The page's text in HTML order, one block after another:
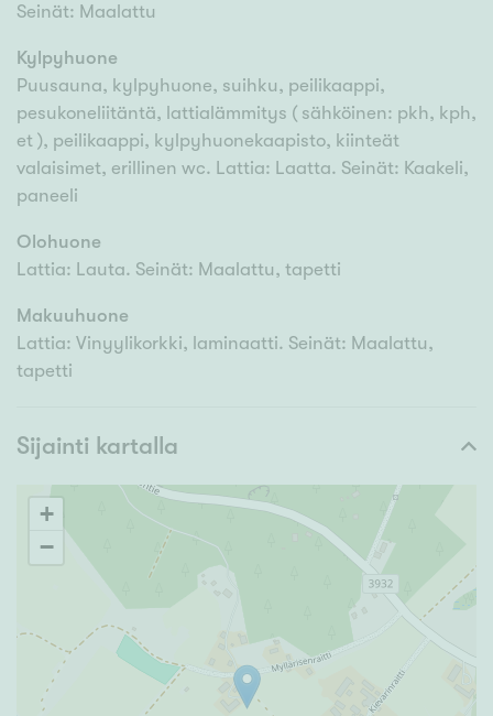
Seinät: Maalattu
Kylpyhuone
Puusauna, kylpyhuone, suihku, peilikaappi,
pesukoneliitäntä, lattialämmitys ( sähköinen: pkh, kph,
et ), peilikaappi, kylpyhuonekaapisto, kiinteät
valaisimet, erillinen wc. Lattia: Laatta. Seinät: Kaakeli,
paneeli
Olohuone
Lattia: Lauta. Seinät: Maalattu, tapetti
Makuuhuone
Lattia: Vinyylikorkki, laminaatti. Seinät: Maalattu,
tapetti
Sijainti kartalla
+
−